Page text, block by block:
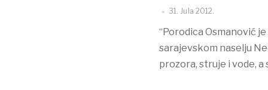
31. Jula 2012.
“Porodica Osmanović
sarajevskom naselju
prozora, struje i vode, a